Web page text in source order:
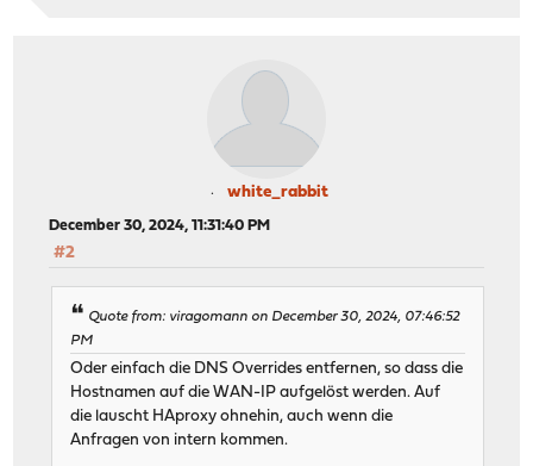
white_rabbit
December 30, 2024, 11:31:40 PM
#2
Quote from: viragomann on December 30, 2024, 07:46:52
PM
Oder einfach die DNS Overrides entfernen, so dass die
Hostnamen auf die WAN-IP aufgelöst werden. Auf
die lauscht HAproxy ohnehin, auch wenn die
Anfragen von intern kommen.